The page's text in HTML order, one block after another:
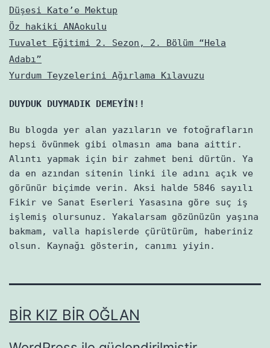
Düşesi Kate’e Mektup
Öz hakiki ANAokulu
Tuvalet Eğitimi 2. Sezon, 2. Bölüm “Hela
Adabı”
Yurdum Teyzelerini Ağırlama Kılavuzu
DUYDUK DUYMADIK DEMEYİN!!
Bu blogda yer alan yazıların ve fotoğrafların
hepsi övünmek gibi olmasın ama bana aittir.
Alıntı yapmak için bir zahmet beni dürtün. Ya
da en azından sitenin linki ile adını açık ve
görünür biçimde verin. Aksi halde 5846 sayılı
Fikir ve Sanat Eserleri Yasasına göre suç iş
işlemiş olursunuz. Yakalarsam gözünüzün yaşına
bakmam, valla hapislerde çürütürüm, haberiniz
olsun. Kaynağı gösterin, canımı yiyin.
BIR KIZ BIR OĞLAN